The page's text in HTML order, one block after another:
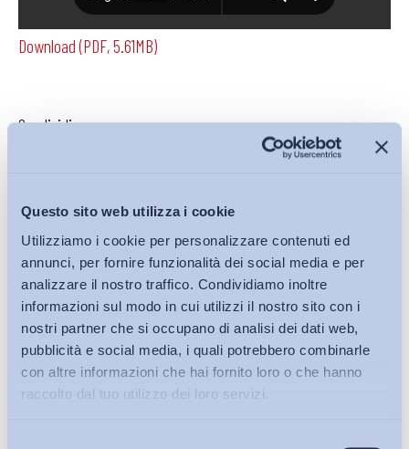
Questo sito web utilizza i cookie
Utilizziamo i cookie per personalizzare contenuti ed
annunci, per fornire funzionalità dei social media e per
analizzare il nostro traffico. Condividiamo inoltre
informazioni sul modo in cui utilizzi il nostro sito con i
nostri partner che si occupano di analisi dei dati web,
pubblicità e social media, i quali potrebbero combinarle
con altre informazioni che hai fornito loro o che hanno
raccolto dal tuo utilizzo dei loro servizi.
Download (PDF, 5.61MB)
Condividi su:
Iscriviti alla Newsletter